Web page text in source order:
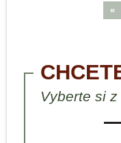
«
Vyberte si